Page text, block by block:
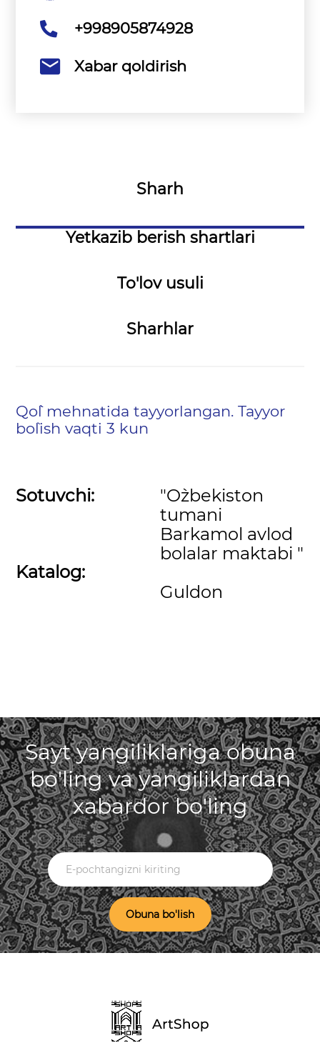
+998905874928
Xabar qoldirish
Sharh
Yetkazib berish shartlari
To'lov usuli
Sharhlar
Qo``l mehnatida tayyorlangan. Tayyor
bo`lish vaqti 3 kun
Sotuvchi:
Katalog:
"O`zbekiston
tumani
Barkamol avlod
bolalar maktabi "
Guldon
Sayt yangiliklariga obuna
bo'ling va yangiliklardan
xabardor bo'ling
Obuna bo'lish